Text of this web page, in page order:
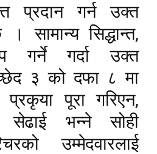
प्रदान गर्न उक्त
सामान्य सिद्धान्त,
गर्ने गर्दा उक्त
३ को दफा ८ मा
पूरा गरिएन,
भन्ने सोही
उम्मेदवारलाई